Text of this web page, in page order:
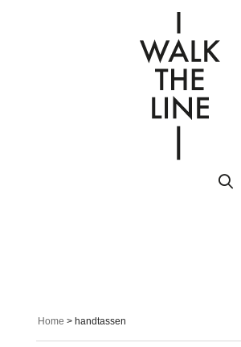
Home > handtassen